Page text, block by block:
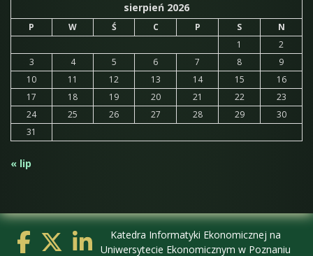
sierpień 2026
P W Ś C P S
N
1
2
3
4 5 6 7 8
9
10
11 12 13 14 15
16
17
18 19 20 21 22
23
24
25 26 27 28 29
30
31
« lip
Katedra Informatyki Ekonomicznej na
Uniwersytecie Ekonomicznym w Poznaniu